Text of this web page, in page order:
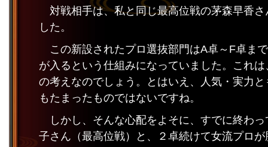
対戦相手は、私と同じ最高位戦の茅森早香
した。
この新設されたプロ選抜部門はA卓～F卓ま
が入るという仕組みになっていました。これ
の考えなのでしょう。とはいえ、人気・実力
もたまったものではないですね。
しかし、そんな心配をよそに、すでに終わ
子さん（最高位戦）と、２卓続けて女流プロ